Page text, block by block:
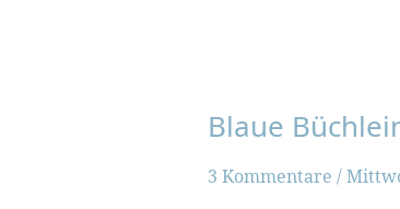
Blaue
3 Kommentare /